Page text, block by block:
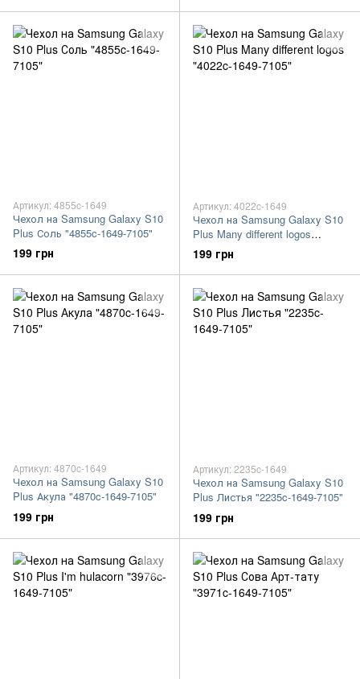
Артикул: 4855c-1649
Чехол на Samsung Galaxy S10
Plus Соль "4855c-1649-7105"
199 грн
Артикул: 4022c-1649
Чехол на Samsung Galaxy S10
Plus Many different logos
"4022c-1649-7105"
199 грн
Артикул: 4870c-1649
Чехол на Samsung Galaxy S10
Plus Акула "4870c-1649-7105"
199 грн
Артикул: 2235c-1649
Чехол на Samsung Galaxy S10
Plus Листья "2235c-1649-7105"
199 грн